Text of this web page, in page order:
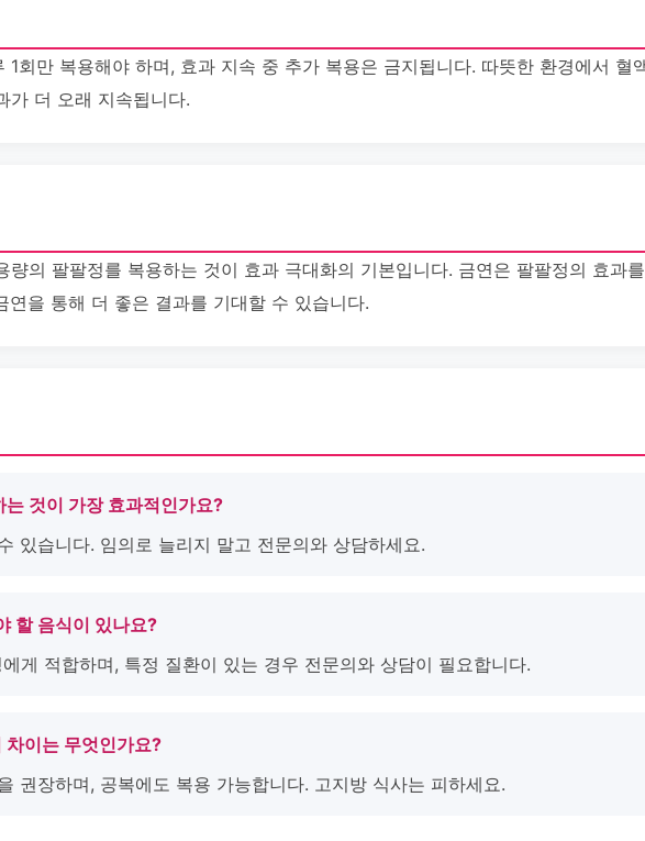
1회만 복용해야 하며, 효과 지속 중 추가 복용은 금지됩니다. 따뜻한 환경에서 혈
가 더 오래 지속됩니다.
량의 팔팔정를 복용하는 것이 효과 극대화의 기본입니다. 금연은 팔팔정의 효과
연을 통해 더 좋은 결과를 기대할 수 있습니다.
것이 가장 효과적인가요?
있습니다. 임의로 늘리지 말고 전문의와 상담하세요.
할 음식이 있나요?
게 적합하며, 특정 질환이 있는 경우 전문의와 상담이 필요합니다.
차이는 무엇인가요?
권장하며, 공복에도 복용 가능합니다. 고지방 식사는 피하세요.